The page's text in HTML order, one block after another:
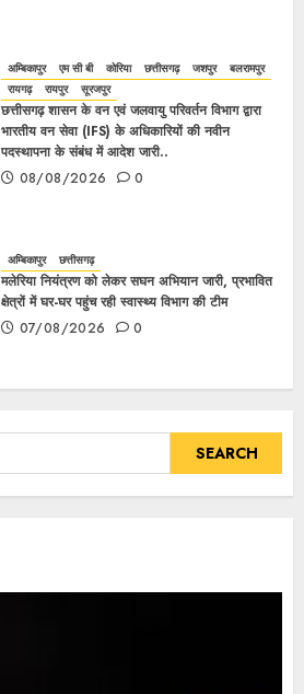
अम्बिकापुर एम सी बी कोरिया छत्तीसगढ़ जशपुर
बलरामपुर
रायगढ़
रायपुर सूरजपुर
छत्तीसगढ़ शासन के वन एवं जलवायु परिवर्तन विभाग द्वारा
भारतीय वन सेवा (IFS) के अधिकारियों की नवीन
पदस्थापना के संबंध में आदेश जारी..
08/08/2026
0
अम्बिकापुर छत्तीसगढ़
मलेरिया नियंत्रण को लेकर सघन अभियान जारी, प्रभावित
क्षेत्रों में घर-घर पहुंच रही स्वास्थ्य विभाग की टीम
07/08/2026
0